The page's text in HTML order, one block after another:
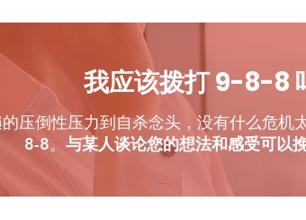
我应该拨打 9-8-8
压倒性压力到自杀念头，没有什么危机
8-8。 与某人谈论您的想法和感受可以